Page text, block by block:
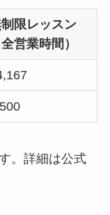
限レッスン
全営業時間）
。詳細は公式